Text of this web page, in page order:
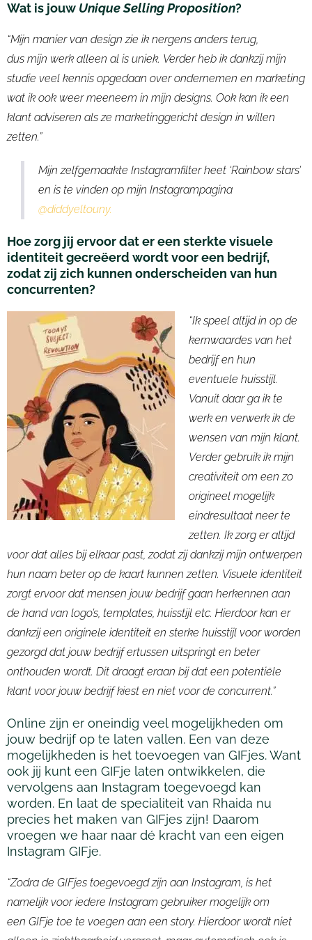
Wat is jouw UniqueSellingProposition?
“Mijn manier van design zie ik nergens anders terug,
dus mijn werk alleen al is uniek. Verder heb ik dankzij mijn
studie veel kennis opgedaan overondernemen en marketing
wat ik ook weer meeneem in mijn designs. Ook kan ik een
klant adviseren als ze marketinggericht design in willen
zetten.”
Mijn zelfgemaakte Instagramfilter heet ‘Rainbow stars’
en is te vinden op mijn Instagrampagina
@diddyeltouny.
Hoe zorg jij ervoor dat er een sterkte visuele
identiteit gecreëerd wordt voor een bedrijf,
zodat zij zich kunnen onderscheiden van hun
concurrenten?
“Ikspeel altijd in op de
kernwaardes van het
bedrijf en hun
eventuele huisstijl.
Vanuit daar ga ik te
werk en verwerk ik de
wensen van mijn klant.
Verdergebruik ik mijn
creativiteit om een zo
origineel mogelijk
eindresultaat neer te
zetten. Ik zorg er altijd
voor dat alles bij elkaar past, zodat zij dankzij mijn ontwerpen
hun naam beter op de kaart kunnen zetten. Visuele identiteit
zorgt ervoor dat mensen jouw bedrijf gaan herkennen aan
de hand van logo’s, templates, huisstijl etc. Hierdoor kan er
dankzij een originele identiteit en sterke huisstijl voor worden
gezorgd dat jouw bedrijf ertussen uitspringt en beter
onthouden wordt. Dit draagt eraan bij dat een potentiële
klant voor jouw bedrijf kiest en niet voor de concurrent.”
Online zijn er oneindig veel mogelijkheden om
jouw bedrijf op te laten vallen. Een van deze
mogelijkheden is het toevoegen van GIFjes. Want
ook jij kunt een GIFje laten ontwikkelen, die
vervolgens aan Instagram toegevoegd kan
worden. En laat de specialiteit van Rhaida nu
precies het maken van GIFjes zijn! Daarom
vroegen we haar naar dé kracht van een eigen
Instagram GIFje.
“Zodra de GIFjes toegevoegd zijn aan Instagram, is het
namelijk voor iedere Instagram gebruiker mogelijk om
een GIFje toe te voegen aan een story. Hierdoor wordt niet